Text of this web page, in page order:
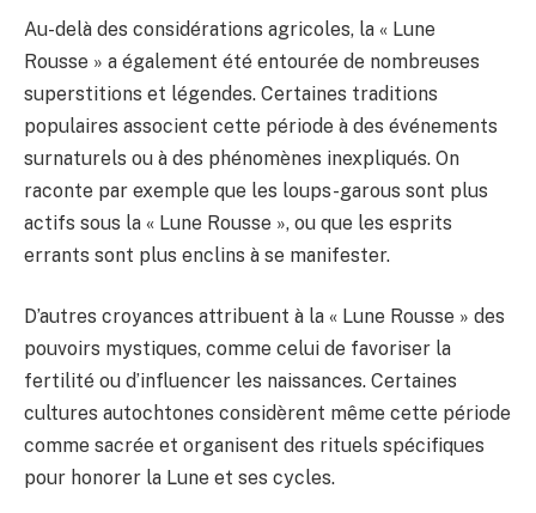
Au-delà des considérations agricoles, la « Lune
Rousse » a également été entourée de nombreuses
superstitions et légendes. Certaines traditions
populaires associent cette période à des événements
surnaturels ou à des phénomènes inexpliqués. On
raconte par exemple que les loups-garous sont plus
actifs sous la « Lune Rousse », ou que les esprits
errants sont plus enclins à se manifester.
D’autres croyances attribuent à la « Lune Rousse » des
pouvoirs mystiques, comme celui de favoriser la
fertilité ou d’influencer les naissances. Certaines
cultures autochtones considèrent même cette période
comme sacrée et organisent des rituels spécifiques
pour honorer la Lune et ses cycles.